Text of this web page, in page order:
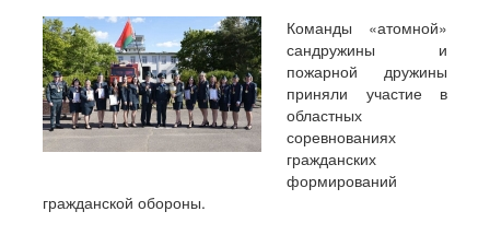
Команды «атомной»
сандружины и
пожарной дружины
приняли участие в
областных
соревнованиях
гражданских
формирований
гражданской обороны.